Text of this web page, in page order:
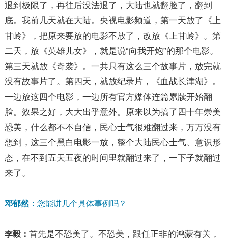
退到极限了，再往后没法退了，大陆也就翻脸了，翻到
底。我前几天就在大陆。央视电影频道，第一天放了《上
甘岭》，把原来要放的电影不放了，改放《上甘岭》。第
二天，放《英雄儿女》，就是说“向我开炮”的那个电影。
第三天就放《奇袭》。一共只有这么三个故事片，放完就
没有故事片了。第四天，就放纪录片，《血战长津湖》。
一边放这四个电影，一边所有官方媒体连篇累牍开始翻
脸。效果之好，大大出乎意外。原来以为搞了四十年崇美
恐美，什么都不不自信，民心士气很难翻过来，万万没有
想到，这三个黑白电影一放，整个大陆民心士气、意识形
态，在不到五天五夜的时间里就翻过来了，一下子就翻过
来了。
邓郁然： 您能讲几个具体事例吗？
李毅： 首先是不恐美了。不恐美，跟任正非的鸿蒙有关，